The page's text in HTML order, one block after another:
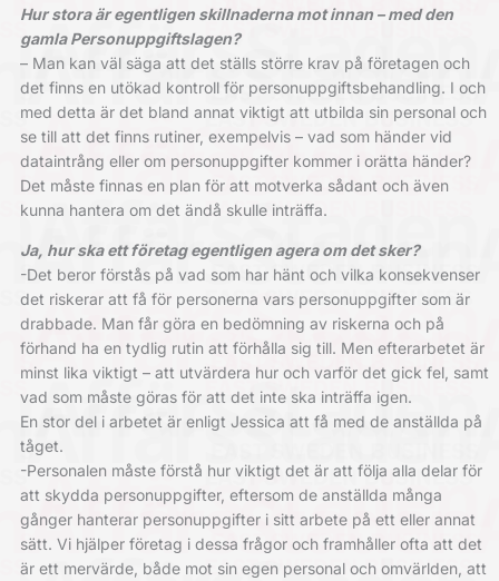
Hur stora är egentligen skillnaderna mot innan – med den
gamla Personuppgiftslagen?
– Man kan väl säga att det ställs större krav på företagen och
det finns en utökad kontroll för personuppgiftsbehandling. I och
med detta är det bland annat viktigt att utbilda sin personal och
se till att det finns rutiner, exempelvis – vad som händer vid
dataintrång eller om personuppgifter kommer i orätta händer?
Det måste finnas en plan för att motverka sådant och även
kunna hantera om det ändå skulle inträffa.
Ja, hur ska ett företag egentligen agera om det sker?
-Det beror förstås på vad som har hänt och vilka konsekvenser
det riskerar att få för personerna vars personuppgifter som är
drabbade. Man får göra en bedömning av riskerna och på
förhand ha en tydlig rutin att förhålla sig till. Men efterarbetet är
minst lika viktigt – att utvärdera hur och varför det gick fel, samt
vad som måste göras för att det inte ska inträffa igen.
En stor del i arbetet är enligt Jessica att få med de anställda på
tåget.
-Personalen måste förstå hur viktigt det är att följa alla delar för
att skydda personuppgifter, eftersom de anställda många
gånger hanterar personuppgifter i sitt arbete på ett eller annat
sätt. Vi hjälper företag i dessa frågor och framhåller ofta att det
är ett mervärde, både mot sin egen personal och omvärlden, att